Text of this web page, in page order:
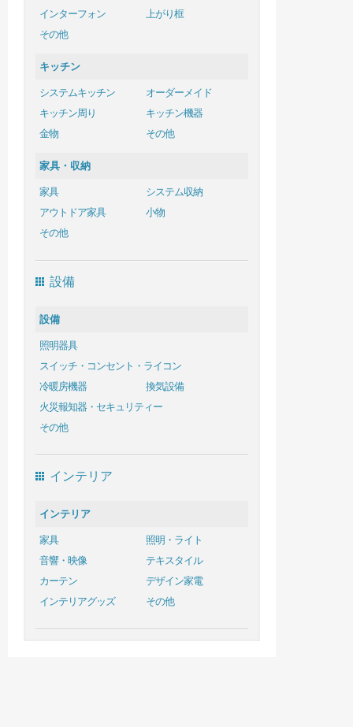
インターフォン
上がり框
その他
キッチン
システムキッチン
オーダーメイド
キッチン周り
キッチン機器
金物
その他
家具・収納
家具
システム収納
アウトドア家具
小物
その他
設備
設備
照明器具
スイッチ・コンセント・ライコン
冷暖房機器
換気設備
火災報知器・セキュリティー
その他
インテリア
インテリア
家具
照明・ライト
音響・映像
テキスタイル
カーテン
デザイン家電
インテリアグッズ
その他